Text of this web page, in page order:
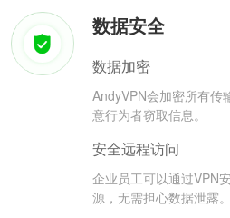
数据安全
数据加密
AndyVPN会加密所有传
意行为者窃取信息。
安全远程访问
企业员工可以通过VPN
源，无需担心数据泄露。